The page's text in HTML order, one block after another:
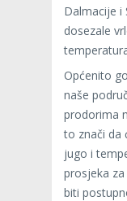
Dalmacije i
dosezale
Općenito
naše
prodorima
to znači da
jugo i
prosjeka
biti